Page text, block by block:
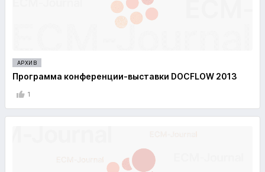
АРХИВ
Программа конференции-выставки DOCFLOW 2013
1